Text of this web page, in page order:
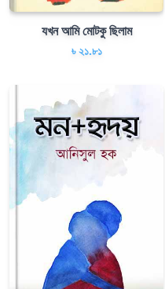
যখন আমি মোটকু ছিলাম
৳ ২১.৮১